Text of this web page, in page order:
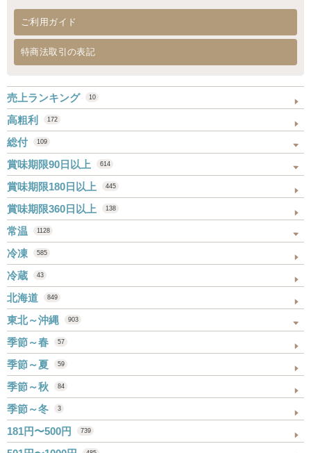
ご利用ガイド
特商法取引の表記
売上ランキング 10
高粗利 172
総付 109
賞味期限90日以上 614
賞味期限180日以上 445
賞味期限360日以上 138
常温 1128
冷凍 585
冷蔵 43
北海道 849
東北～沖縄 903
季節～春 57
季節～夏 59
季節～秋 84
季節～冬 3
181円〜500円 739